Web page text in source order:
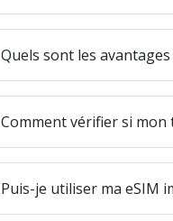
Quels sont les
Comment vérifier si mon
Puis-je utiliser ma eSIM